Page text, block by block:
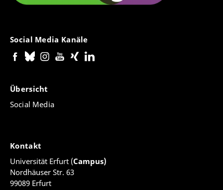
Social Media Kanäle
Übersicht
Social Media
Kontakt
Universität Erfurt (Campus)
Nordhäuser Str. 63
99089 Erfurt